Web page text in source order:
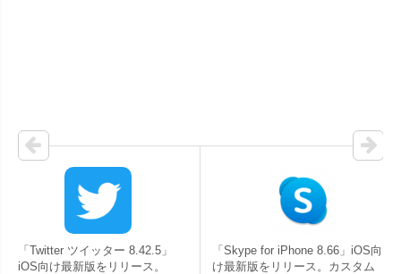
「Twitter ツイッター 8.42.5」
iOS向け最新版をリリース。
「Skype for iPhone 8.66」iOS向
け最新版をリリース。カスタム